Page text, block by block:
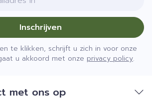
Inschrijven
te klikken, schrijft u zich in voor onze
u akkoord met onze privacy policy.
met ons op